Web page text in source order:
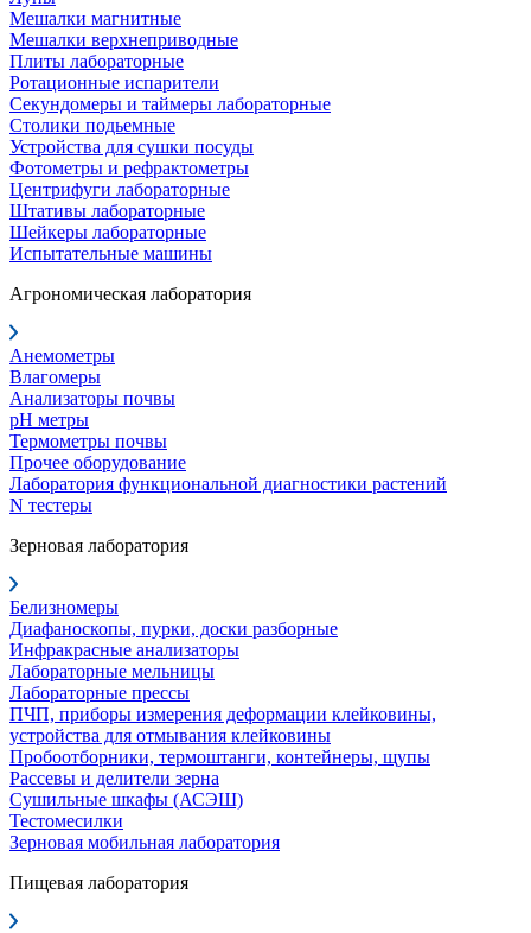
Мешалки магнитные
Мешалки верхнеприводные
Плиты лабораторные
Ротационные испарители
Секундомеры и таймеры лабораторные
Столики подьемные
Устройства для сушки посуды
Фотометры и рефрактометры
Центрифуги лабораторные
Штативы лабораторные
Шейкеры лабораторные
Испытательные машины
Агрономическая лаборатория
Анемометры
Влагомеры
Анализаторы почвы
pH метры
Термометры почвы
Прочее оборудование
Лаборатория функциональной диагностики растений
N тестеры
Зерновая лаборатория
Белизномеры
Диафаноскопы, пурки, доски разборные
Инфракрасные анализаторы
Лабораторные мельницы
Лабораторные прессы
ПЧП, приборы измерения деформации клейковины,
устройства для отмывания клейковины
Пробоотборники, термоштанги, контейнеры, щупы
Рассевы и делители зерна
Сушильные шкафы (АСЭШ)
Тестомесилки
Зерновая мобильная лаборатория
Пищевая лаборатория